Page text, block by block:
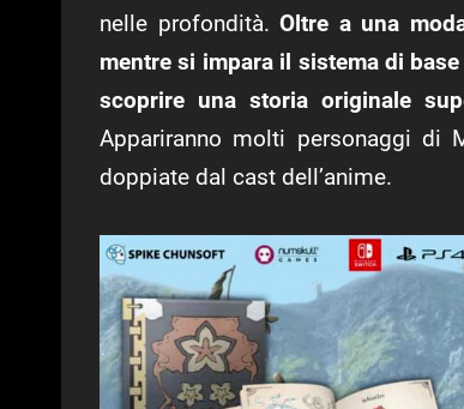
nelle profondità.Oltre a una
mentre si impara il sistema di
scoprire una storia originale
Appariranno molti personaggi di
doppiate dal cast dell’anime.